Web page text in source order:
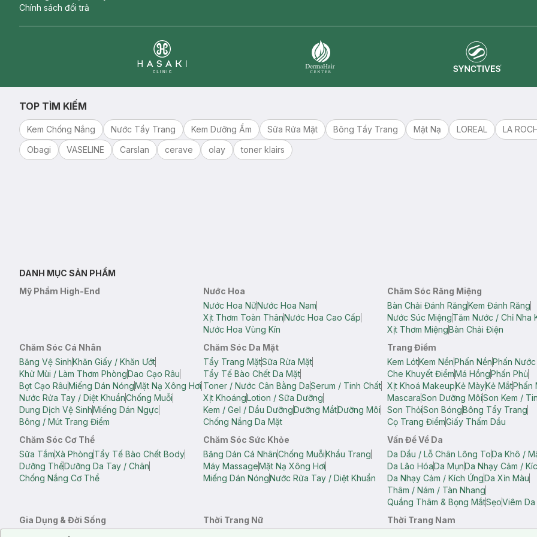
Chính sách đổi trả
TOP TÌM KIẾM
Kem Chống Nắng Nước Tẩy Trang Kem Dưỡng Ẩm Sữa Rửa Mặt Bông Tẩy Trang Mặt Nạ LOREAL
LA
Obagi
VASELINE Carslan cerave olay toner klairs
DANH MỤC SẢN PHẨM
Mỹ Phẩm High-End
Nước Hoa
Nước Hoa NữNước Hoa Nam
Xịt Thơm Toàn ThânNước Hoa Cao Cấp
Nước Hoa Vùng Kín
Chăm Sóc Răng Miệng
Bàn Chải Đánh RăngKem Đánh Răng
Nước Súc MiệngTăm Nước / Chỉ Nha
Xịt Thơm MiệngBàn Chải Điện
Chăm Sóc Cá Nhân
Băng Vệ SinhKhăn Giấy / Khăn Ướt
Khử Mùi / Làm Thơm PhòngDao Cạo Râu
Bọt Cạo RâuMiếng Dán NóngMặt Nạ Xông Hơi
Nước Rửa Tay / Diệt KhuẩnChống Muỗi
Dung Dịch Vệ SinhMiếng Dán Ngực
Bông / Mút Trang Điểm
Chăm Sóc Da Mặt
Tẩy Trang MặtSữa Rửa Mặt
Tẩy Tế Bào Chết Da Mặt
Toner / Nước Cân Bằng DaSerum / Tinh Chất
Xịt KhoángLotion / Sữa Dưỡng
Kem / Gel / Dầu DưỡngDưỡng MắtDưỡng Môi
Chống Nắng Da Mặt
Trang Điểm
Kem LótKem NềnPhấn NềnPhấn
Che Khuyết ĐiểmMá HồngPhấn Phủ
Xịt Khoá MakeupKẻ MàyKẻ MắtPhấn
MascaraSon Dưỡng MôiSon Kem /
Son ThỏiSon BóngBông Tẩy Trang
Cọ Trang ĐiểmGiấy Thấm Dầu
Chăm Sóc Cơ Thể
Sữa TắmXà PhòngTẩy Tế Bào Chết Body
Dưỡng ThểDưỡng Da Tay / Chân
Chống Nắng Cơ Thể
Chăm Sóc Sức Khỏe
Băng Dán Cá NhânChống MuỗiKhẩu Trang
Máy MassageMặt Nạ Xông Hơi
Miếng Dán NóngNước Rửa Tay / Diệt Khuẩn
Vấn Đề Về Da
Da Dầu / Lỗ Chân Lông ToDa Khô /
Da Lão HóaDa MụnDa Nhạy Cảm /
Da Nhạy Cảm / Kích ỨngDa Xỉn Màu
Thâm / Nám / Tàn Nhang
Quầng Thâm & Bọng MắtSẹoViêm
Gia Dụng & Đời Sống
Bông Tắm / Phụ Kiện Tắm
Thời Trang Nữ
Thời Trang Nam
Notice about cookies usage